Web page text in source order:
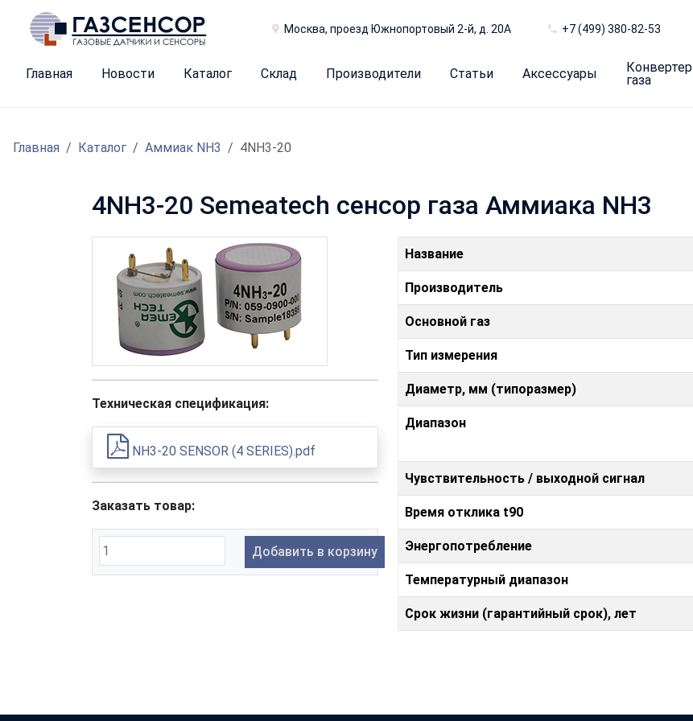
Москва, проезд Южнопортовый 2-й, д. 20А +7 (499) 380-82-53
Главная Новости Каталог Склад Производители Статьи Аксессуары
Конвертер
газа
Главная Каталог Аммиак NH3 4NH3-20
4NH3-20 Semeatech сенсор газа Аммиака NH3
Техническая спецификация:
NH3-20 SENSOR (4 SERIES).pdf
Заказать товар:
Добавить в корзину
Название
Производитель
Основной газ
Тип измерения
Диаметр, мм (типоразмер)
Диапазон
Чувствительность / выходной сигнал
Время отклика t90
Энергопотребление
Температурный диапазон
Срок жизни (гарантийный срок), лет